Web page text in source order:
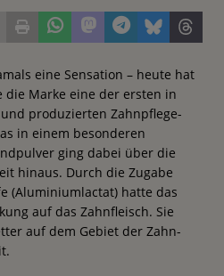
eine Sensation – heute hat
die Marke eine der ersten in
produzierten Zahnpflege-
in einem besonderen
ging dabei über die
hinaus. Durch die Zugabe
(Aluminiumlactat) hatte das
auf das Zahnfleisch. Sie
auf dem Gebiet der Zahn-